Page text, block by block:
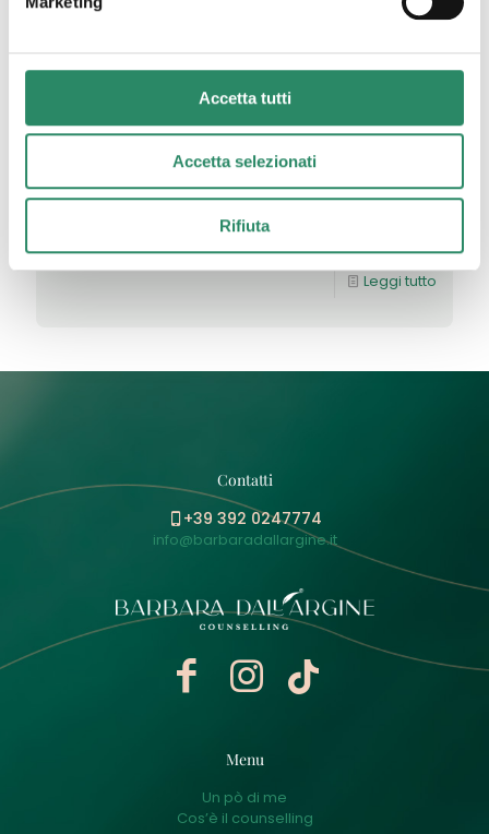
Accetta tutti
Accetta selezionati
Rifiuta
Rabbia
Ti immagino fiera, bella, consapevole e audace.
Vestita con un abito lungo e leggero come a voler
mostrare, in un gioco di vedo e non vedo,
Leggi tutto
Contatti
+39 392 0247774
info@barbaradallargine.it
Menu
Un pò di me
Cos’è il counselling